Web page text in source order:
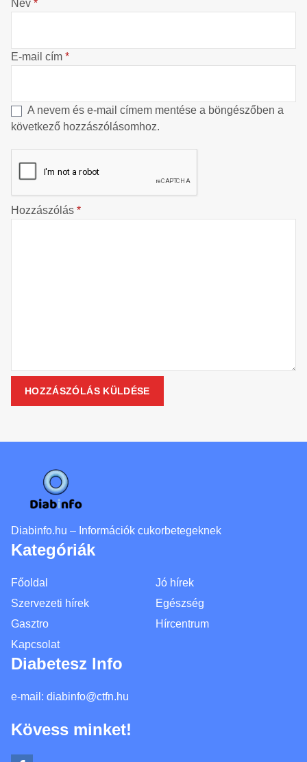
Név *
E-mail cím *
A nevem és e-mail címem mentése a böngészőben a
következő hozzászólásomhoz.
Hozzászólás *
Diabinfo.hu – Információk cukorbetegeknek
Kategóriák
Főoldal
Jó hírek
Szervezeti hírek
Egészség
Gasztro
Hírcentrum
Kapcsolat
Diabetesz Info
e-mail: diabinfo@ctfn.hu
Kövess minket!